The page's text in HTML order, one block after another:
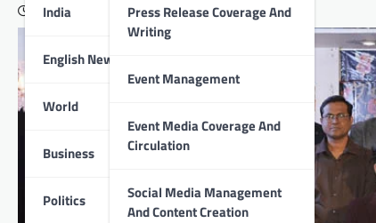
India
English News
World
Business
Politics
Press Release Coverage And
Writing
Event Management
Event Media Coverage And
Circulation
Social Media Management
And Content Creation
December 27, 2025